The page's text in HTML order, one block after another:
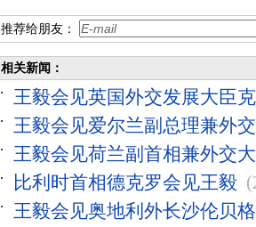
推荐给朋友：
相关新闻：
王毅会见英国外交发展大臣
王毅会见爱尔兰副总理兼外
王毅会见荷兰副首相兼外交
比利时首相德克罗会见王毅
王毅会见奥地利外长沙伦贝格